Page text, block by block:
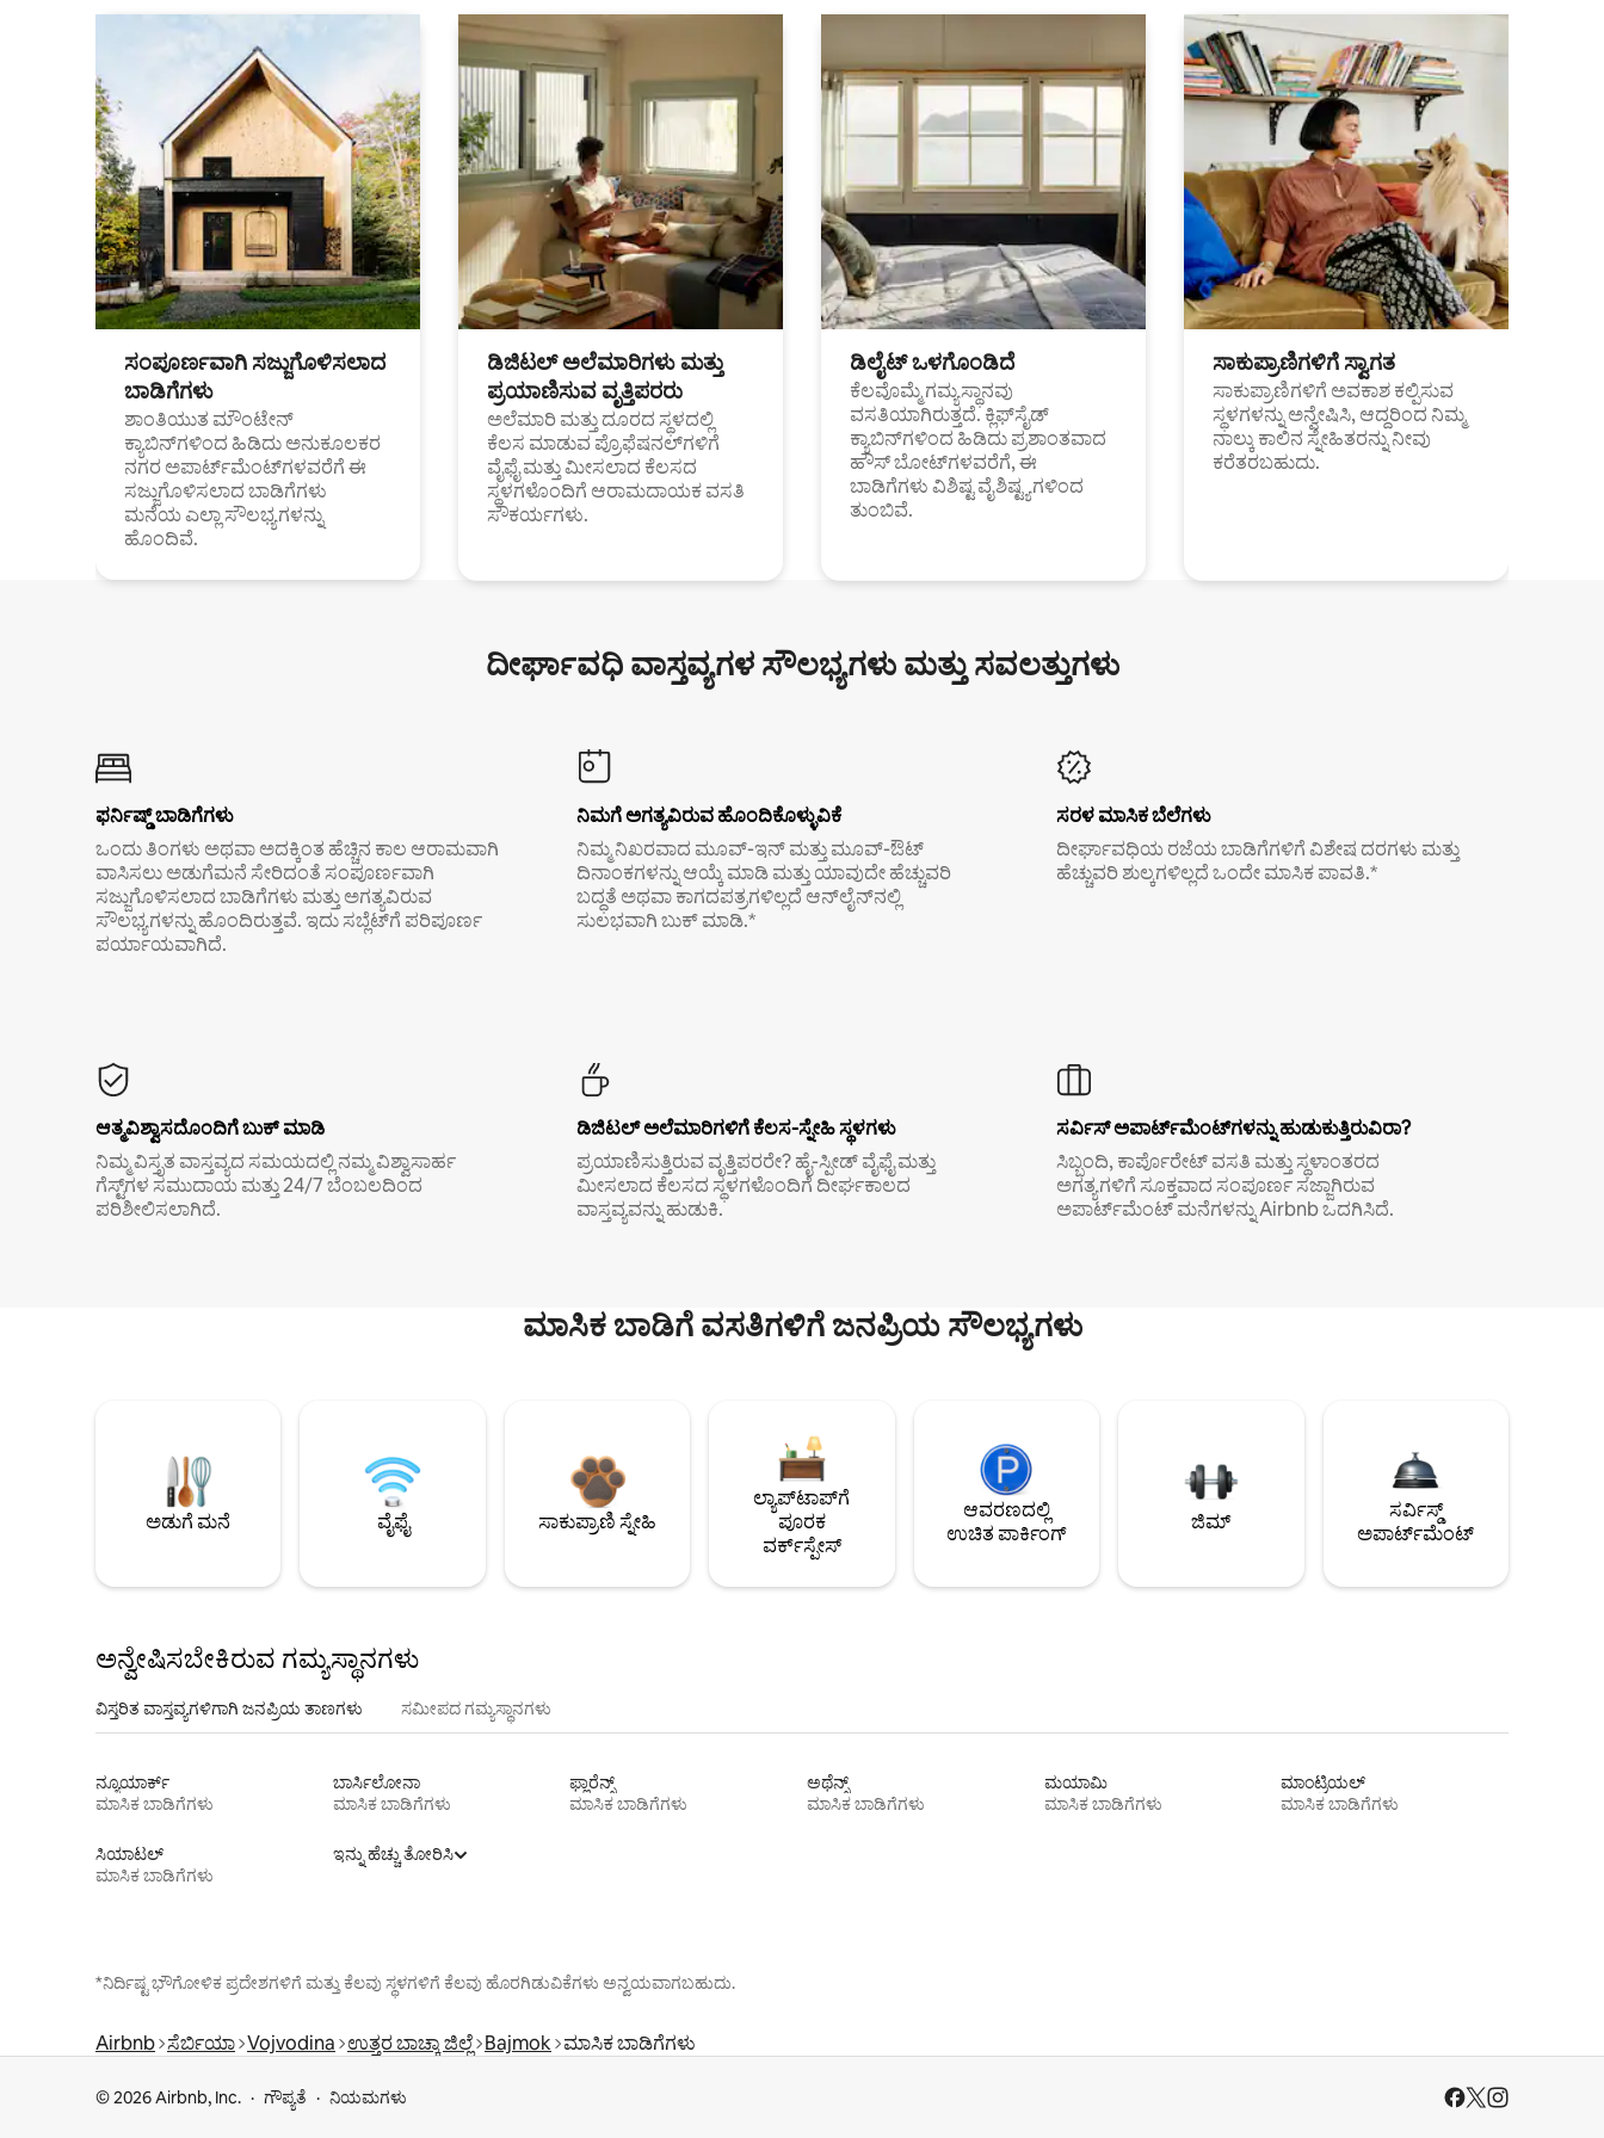
ಸಂಪೂರ್ಣವಾಗಿ ಸಜ್ಜುಗೊಳಿಸಲಾದ
ಬಾಡಿಗೆಗಳು
ಶಾಂತಿಯುತ ಮೌಂಟೇನ್
ಕ್ಯಾಬಿನ್‌ಗಳಿಂದ ಹಿಡಿದು ಅನುಕೂಲಕರ
ನಗರ ಅಪಾರ್ಟ್‌ಮೆಂಟ್‌ಗಳವರೆಗೆ ಈ
ಸಜ್ಜುಗೊಳಿಸಲಾದ ಬಾಡಿಗೆಗಳು
ಮನೆಯ ಎಲ್ಲಾ ಸೌಲಭ್ಯಗಳನ್ನು
ಹೊಂದಿವೆ.
ಡಿಜಿಟಲ್ ಅಲೆಮಾರಿಗಳು ಮತ್ತು
ಪ್ರಯಾಣಿಸುವ ವೃತ್ತಿಪರರು
ಅಲೆಮಾರಿ ಮತ್ತು ದೂರದ ಸ್ಥಳದಲ್ಲಿ
ಕೆಲಸ ಮಾಡುವ ಪ್ರೊಫೆಷನಲ್‌ಗಳಿಗೆ
ವೈಫೈ ಮತ್ತು ಮೀಸಲಾದ ಕೆಲಸದ
ಸ್ಥಳಗಳೊಂದಿಗೆ ಆರಾಮದಾಯಕ ವಸತಿ
ಸೌಕರ್ಯಗಳು.
ಡಿಲೈಟ್ ಒಳಗೊಂಡಿದೆ
ಕೆಲವೊಮ್ಮೆ ಗಮ್ಯಸ್ಥಾನವು
ವಸತಿಯಾಗಿರುತ್ತದೆ. ಕ್ಲಿಫ್‌ಸೈಡ್
ಕ್ಯಾಬಿನ್‌ಗಳಿಂದ ಹಿಡಿದು ಪ್ರಶಾಂತವಾದ
ಹೌಸ್ ಬೋಟ್‌ಗಳವರೆಗೆ, ಈ
ಬಾಡಿಗೆಗಳು ವಿಶಿಷ್ಟ ವೈಶಿಷ್ಟ್ಯಗಳಿಂದ
ತುಂಬಿವೆ.
ಸಾಕುಪ್ರಾಣಿಗಳಿಗೆ ಸ್ವಾಗತ
ಸಾಕುಪ್ರಾಣಿಗಳಿಗೆ ಅವಕಾಶ ಕಲ್ಪಿಸುವ
ಸ್ಥಳಗಳನ್ನು ಅನ್ವೇಷಿಸಿ, ಆದ್ದರಿಂದ ನಿಮ್ಮ
ನಾಲ್ಕು ಕಾಲಿನ ಸ್ನೇಹಿತರನ್ನು ನೀವು
ಕರೆತರಬಹುದು.
ದೀರ್ಘಾವಧಿ ವಾಸ್ತವ್ಯಗಳ ಸೌಲಭ್ಯಗಳು ಮತ್ತು ಸವಲತ್ತುಗಳು
ಫರ್ನಿಷ್ಡ್ ಬಾಡಿಗೆಗಳು
ಒಂದು ತಿಂಗಳು ಅಥವಾ ಅದಕ್ಕಿಂತ ಹೆಚ್ಚಿನ ಕಾಲ ಆರಾಮವಾಗಿ
ವಾಸಿಸಲು ಅಡುಗೆಮನೆ ಸೇರಿದಂತೆ ಸಂಪೂರ್ಣವಾಗಿ
ಸಜ್ಜುಗೊಳಿಸಲಾದ ಬಾಡಿಗೆಗಳು ಮತ್ತು ಅಗತ್ಯವಿರುವ
ಸೌಲಭ್ಯಗಳನ್ನು ಹೊಂದಿರುತ್ತವೆ. ಇದು ಸಬ್ಲೆಟ್‌ಗೆ ಪರಿಪೂರ್ಣ
ಪರ್ಯಾಯವಾಗಿದೆ.
ನಿಮಗೆ ಅಗತ್ಯವಿರುವ ಹೊಂದಿಕೊಳ್ಳುವಿಕೆ
ನಿಮ್ಮ ನಿಖರವಾದ ಮೂವ್-ಇನ್ ಮತ್ತು ಮೂವ್-ಔಟ್
ದಿನಾಂಕಗಳನ್ನು ಆಯ್ಕೆ ಮಾಡಿ ಮತ್ತು ಯಾವುದೇ ಹೆಚ್ಚುವರಿ
ಬದ್ಧತೆ ಅಥವಾ ಕಾಗದಪತ್ರಗಳಿಲ್ಲದೆ ಆನ್‌ಲೈನ್‌ನಲ್ಲಿ
ಸುಲಭವಾಗಿ ಬುಕ್ ಮಾಡಿ.*
ಸರಳ ಮಾಸಿಕ ಬೆಲೆಗಳು
ದೀರ್ಘಾವಧಿಯ ರಜೆಯ ಬಾಡಿಗೆಗಳಿಗೆ ವಿಶೇಷ ದರಗಳು ಮತ್ತು
ಹೆಚ್ಚುವರಿ ಶುಲ್ಕಗಳಿಲ್ಲದೆ ಒಂದೇ ಮಾಸಿಕ ಪಾವತಿ.*
ಆತ್ಮವಿಶ್ವಾಸದೊಂದಿಗೆ ಬುಕ್ ಮಾಡಿ
ನಿಮ್ಮ ವಿಸ್ತೃತ ವಾಸ್ತವ್ಯದ ಸಮಯದಲ್ಲಿ ನಮ್ಮ ವಿಶ್ವಾಸಾರ್ಹ
ಗೆಸ್ಟ್‌ಗಳ ಸಮುದಾಯ ಮತ್ತು 24/7 ಬೆಂಬಲದಿಂದ
ಪರಿಶೀಲಿಸಲಾಗಿದೆ.
ಡಿಜಿಟಲ್ ಅಲೆಮಾರಿಗಳಿಗೆ ಕೆಲಸ-ಸ್ನೇಹಿ ಸ್ಥಳಗಳು
ಪ್ರಯಾಣಿಸುತ್ತಿರುವ ವೃತ್ತಿಪರರೇ? ಹೈ-ಸ್ಪೀಡ್ ವೈಫೈ ಮತ್ತು
ಮೀಸಲಾದ ಕೆಲಸದ ಸ್ಥಳಗಳೊಂದಿಗೆ ದೀರ್ಘಕಾಲದ
ವಾಸ್ತವ್ಯವನ್ನು ಹುಡುಕಿ.
ಸರ್ವಿಸ್ ಅಪಾರ್ಟ್‌ಮೆಂಟ್‌ಗಳನ್ನು ಹುಡುಕುತ್ತಿರುವಿರಾ?
ಸಿಬ್ಬಂದಿ, ಕಾರ್ಪೊರೇಟ್ ವಸತಿ ಮತ್ತು ಸ್ಥಳಾಂತರದ
ಅಗತ್ಯಗಳಿಗೆ ಸೂಕ್ತವಾದ ಸಂಪೂರ್ಣ ಸಜ್ಜಾಗಿರುವ
ಅಪಾರ್ಟ್‌ಮೆಂಟ್ ಮನೆಗಳನ್ನು Airbnb ಒದಗಿಸಿದೆ.
ಮಾಸಿಕ ಬಾಡಿಗೆ ವಸತಿಗಳಿಗೆ ಜನಪ್ರಿಯ ಸೌಲಭ್ಯಗಳು
ಅಡುಗೆ ಮನೆ ವೈಫೈ ಸಾಕುಪ್ರಾಣಿ ಸ್ನೇಹಿ
ಲ್ಯಾಪ್‌ಟಾಪ್‌ಗೆ
ಪೂರಕ
ವರ್ಕ್‌ಸ್ಪೇಸ್
ಆವರಣದಲ್ಲಿ
ಉಚಿತ ಪಾರ್ಕಿಂಗ್
ಜಿಮ್
ಸರ್ವಿಸ್ಡ್
ಅಪಾರ್ಟ್‌ಮೆಂಟ್
ಅನ್ವೇಷಿಸಬೇಕಿರುವ ಗಮ್ಯಸ್ಥಾನಗಳು
ವಿಸ್ತರಿತ ವಾಸ್ತವ್ಯಗಳಿಗಾಗಿ ಜನಪ್ರಿಯ ತಾಣಗಳು ಸಮೀಪದ ಗಮ್ಯಸ್ಥಾನಗಳು
ನ್ಯೂಯಾರ್ಕ್
ಮಾಸಿಕ ಬಾಡಿಗೆಗಳು
ಬಾರ್ಸಿಲೋನಾ
ಮಾಸಿಕ ಬಾಡಿಗೆಗಳು
ಫ್ಲಾರೆನ್ಸ್
ಮಾಸಿಕ ಬಾಡಿಗೆಗಳು
ಅಥೆನ್ಸ್
ಮಾಸಿಕ ಬಾಡಿಗೆಗಳು
ಮಯಾಮಿ
ಮಾಸಿಕ ಬಾಡಿಗೆಗಳು
ಮಾಂಟ್ರಿಯಲ್
ಮಾಸಿಕ ಬಾಡಿಗೆಗಳು
ಸಿಯಾಟಲ್
ಮಾಸಿಕ ಬಾಡಿಗೆಗಳು
ಇನ್ನು ಹೆಚ್ಚು ತೋರಿಸಿ
*ನಿರ್ದಿಷ್ಟ ಭೌಗೋಳಿಕ ಪ್ರದೇಶಗಳಿಗೆ ಮತ್ತು ಕೆಲವು ಸ್ಥಳಗಳಿಗೆ ಕೆಲವು ಹೊರಗಿಡುವಿಕೆಗಳು ಅನ್ವಯವಾಗಬಹುದು.
Airbnb ಸೆರ್ಬಿಯಾ Vojvodina ಉತ್ತರ ಬಾಚ್ಕಾ ಜಿಲ್ಲೆ Bajmok ಮಾಸಿಕ ಬಾಡಿಗೆಗಳು
© 2026 Airbnb, Inc. ಗೌಪ್ಯತೆ ನಿಯಮಗಳು